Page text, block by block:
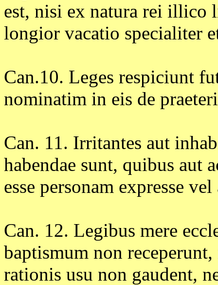
est, nisi ex natura rei illico
longior vacatio specialiter
Can.10. Leges respiciunt
nominatim in eis de
Can. 11. Irritantes aut
habendae sunt, quibus aut
esse personam expresse
Can. 12. Legibus mere
baptismum non
rationis usu non gaudent,